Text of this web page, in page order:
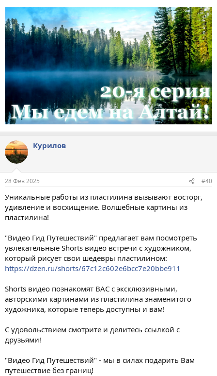
Курилов
28 Фев 2025 #40
Уникальные работы из пластилина вызывают восторг,
удивление и восхищение. Волшебные картины из
пластилина!
"Видео Гид Путешествий" предлагает вам посмотреть
увлекательные Shorts видео встречи с художником,
который рисует свои шедевры пластилином:
https://dzen.ru/shorts/67c12c602e6bcc7e20bbe911
Shorts видео познакомят ВАС с эксклюзивными,
авторскими картинами из пластилина знаменитого
художника, которые теперь доступны и вам!
С удовольствием смотрите и делитесь ссылкой с
друзьями!
"Видео Гид Путешествий" - мы в силах подарить Вам
путешествие без границ!